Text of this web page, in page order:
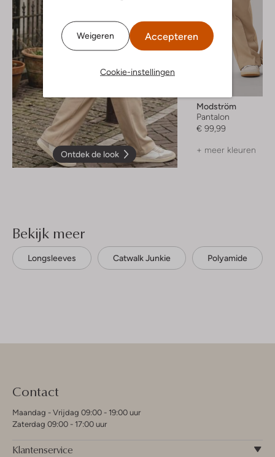
Weigeren Accepteren
Cookie-instellingen
Ontdek de look
Modström
Pantalon
€ 99,99
+ meer kleuren
Bekijk meer
Longsleeves Catwalk Junkie Polyamide
Contact
Maandag - Vrijdag 09:00 - 19:00 uur
Zaterdag 09:00 - 17:00 uur
Klantenservice